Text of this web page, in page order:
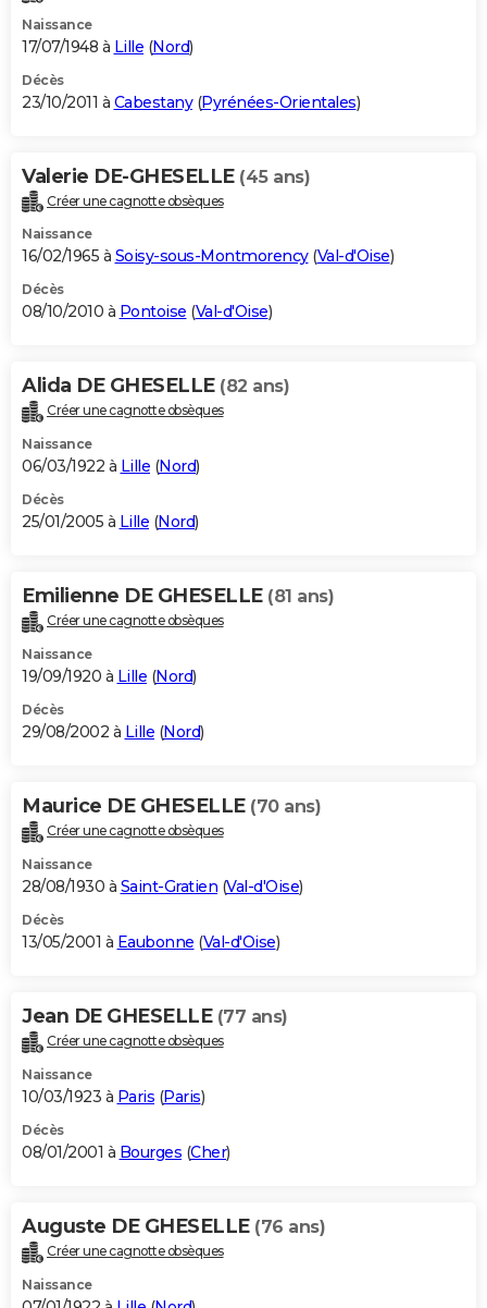
Naissance
17/07/1948 à Lille (Nord)
Décès
23/10/2011 à Cabestany(Pyrénées-Orientales)
Valerie DE-GHESELLE (45 ans)
Créer une cagnotte obsèques
Naissance
16/02/1965 à Soisy-sous-Montmorency(Val-d'Oise)
Décès
08/10/2010 à Pontoise (Val-d'Oise)
Alida DE GHESELLE (82 ans)
Créer une cagnotte obsèques
Naissance
06/03/1922 à Lille (Nord)
Décès
25/01/2005 à Lille (Nord)
Emilienne DE GHESELLE (81 ans)
Créer une cagnotte obsèques
Naissance
19/09/1920 à Lille (Nord)
Décès
29/08/2002 à Lille (Nord)
Maurice DE GHESELLE (70 ans)
Créer une cagnotte obsèques
Naissance
28/08/1930 à Saint-Gratien (Val-d'Oise)
Décès
13/05/2001 à Eaubonne (Val-d'Oise)
Jean DE GHESELLE (77 ans)
Créer une cagnotte obsèques
Naissance
10/03/1923 à Paris (Paris)
Décès
08/01/2001 à Bourges (Cher)
Auguste DE GHESELLE (76 ans)
Créer une cagnotte obsèques
Naissance